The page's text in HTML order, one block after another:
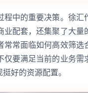
中的重要决策。徐汇
配套，还集聚了大量
常面临如何高效筛选
要满足当前的业务需
好的资源配置。